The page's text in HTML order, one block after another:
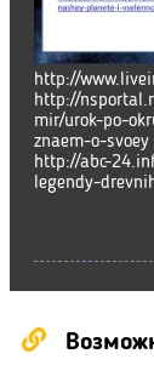
http://
http://
mir/urok-po-
znaem-o-svoey
http://abc-
legendy-